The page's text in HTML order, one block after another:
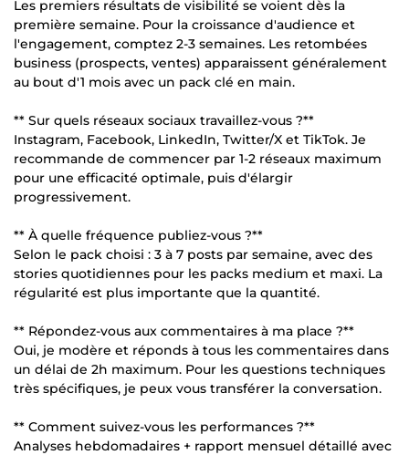
Les premiers résultats de visibilité se voient dès la
première semaine. Pour la croissance d'audience et
l'engagement, comptez 2-3 semaines. Les retombées
business (prospects, ventes) apparaissent généralement
au bout d'1 mois avec un pack clé en main.
** Sur quels réseaux sociaux travaillez-vous ?**
Instagram, Facebook, LinkedIn, Twitter/X et TikTok. Je
recommande de commencer par 1-2 réseaux maximum
pour une efficacité optimale, puis d'élargir
progressivement.
** À quelle fréquence publiez-vous ?**
Selon le pack choisi : 3 à 7 posts par semaine, avec des
stories quotidiennes pour les packs medium et maxi. La
régularité est plus importante que la quantité.
** Répondez-vous aux commentaires à ma place ?**
Oui, je modère et réponds à tous les commentaires dans
un délai de 2h maximum. Pour les questions techniques
très spécifiques, je peux vous transférer la conversation.
** Comment suivez-vous les performances ?**
Analyses hebdomadaires + rapport mensuel détaillé avec